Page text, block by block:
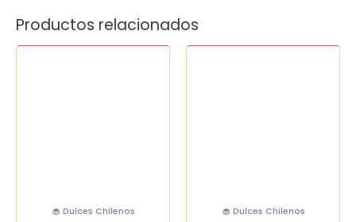
Productos relacionados
🧁 Dulces Chilenos 🧁 Dulces Chilenos